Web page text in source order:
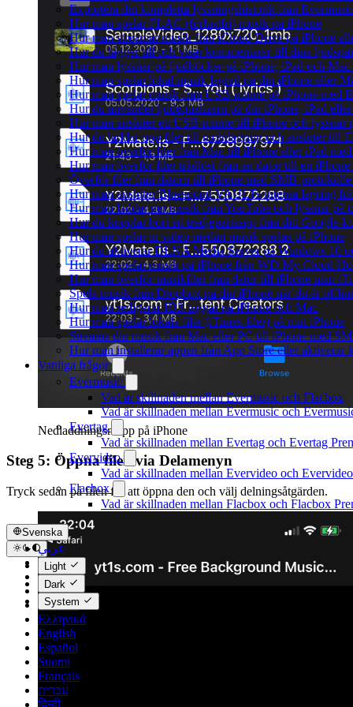
Exportera din kompletta lyssningshistorik från
Hur man spelar FLAC (förlustfri) musik på iPhone
Hur man streamar musik från iCloud Drive på iPhone
Hur du lägger till och visar kommentarer till dina
Hur man lyssnar på ljudböcker på iPhone, iPad och
Hur man spelar lokal musik lagrad pa din iPhone eller
Hur man spelar musik från USB-minne på iPhone med
Hur du använder ljudequalizern på din iPhone, iPad
Hur man ansluter ett USB-minne till iPhone och lyssnar
Hur du laddar upp filer till molnlagring och ansluter till
Hur man överför filer från Mac till iPhone eller iPad
Hur man överför filer trådlöst från en dator till en
Överför filer från datorn till iPhone med SMB-
Hur man ansluter Bluesound VAULTs interna lagring
Hur man laddar ner musik från YouTube och lyssnar på
Hur du kopplar bort en tredjepartsapp från ditt Google-
Hur man spelar in video medan musik spelas på iPhone
Hur du aktiverar DLNA Media Server på Windows 10
Hur man spelar musik på iPhone från WD My Cloud
Hur man överför musikfiler från dator till iPhone utan
Spela musik från Dropbox på din iPhone när du är
Hur man redigerar ID3-taggar på iPhone och Mac
Hur man spelar lokala filer (iTunes-filer) på min iPhone
Streama din musik från Mac eller PC till iPhone med
Hur man installerar appen från App Store eller aktiverar
Vanliga frågor
Evermusic
Vad är skillnaden mellan Evermusic och Flacbox
Vad är skillnaden mellan Evermusic och
Evertag
Vad är skillnaden mellan Evertag och Evertag
Evervideo
Vad är skillnaden mellan Evervideo och
Flacbox
Vad är skillnaden mellan Flacbox och Flacbox
Svenska
عربي
Català
Čeština
Dansk
Deutsch
Ελληνικά
English
Español
Suomi
Français
עברית
हिन्दी
Light
Dark
System
Nedladdningsmapp på iPhone
Steg 5: Öppna filen via Delamenyn
Tryck sedan på filen för att öppna den och välj delningsåtgärden.